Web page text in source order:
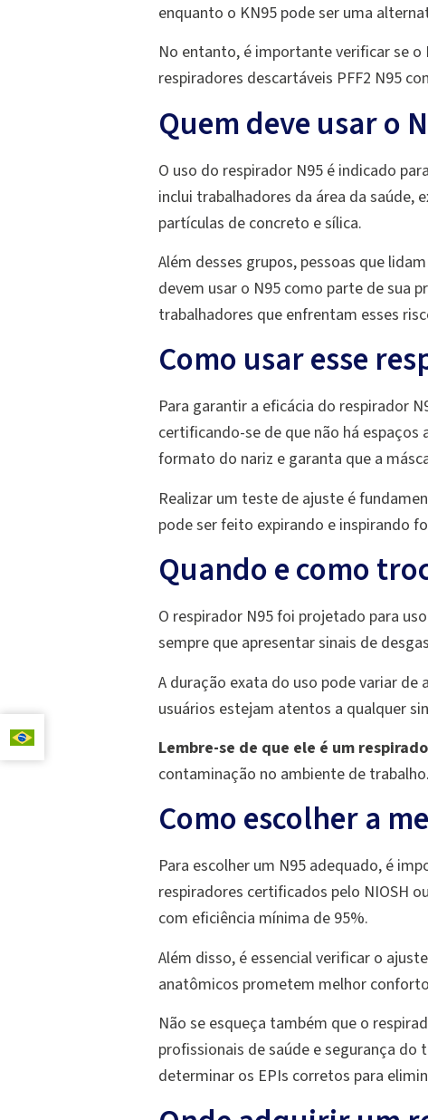
enquanto o KN95 pode ser uma
No entanto, é importante verificar se o
respiradores descartáveis PFF2 N95
Quem deve usar o
O uso do respirador N95 é indicado
inclui trabalhadores da área da
partículas de concreto e sílica.
Além desses grupos, pessoas que
devem usar o N95 como parte de sua
trabalhadores que enfrentam esses
Como usar esse
Para garantir a eficácia do respirador
certificando-se de que não há espaços
formato do nariz e garanta que a
Realizar um teste de ajuste é
pode ser feito expirando e inspirando
Quando e como
O respirador N95 foi projetado para
sempre que apresentar sinais de
A duração exata do uso pode variar
usuários estejam atentos a qualquer
Lembre-se de que ele é um
contaminação no ambiente de trabalho.
Como escolher a
Para escolher um N95 adequado, é
respiradores certificados pelo NIOSH
com eficiência mínima de 95%.
Além disso, é essencial verificar o
anatômicos prometem melhor
Não se esqueça também que o
profissionais de saúde e segurança do
determinar os EPIs corretos para